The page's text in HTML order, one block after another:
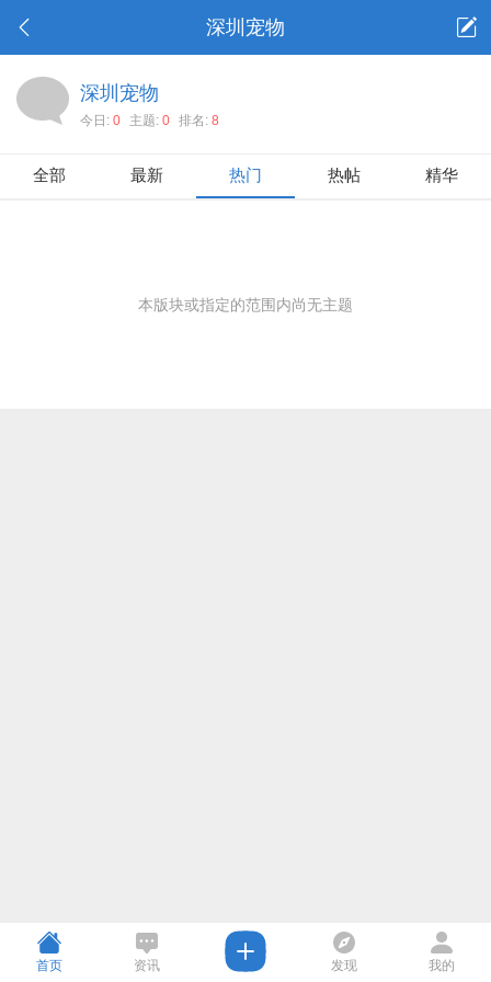
深圳宠物
深圳宠物
今日: 0 主题: 0 排名: 8
全部 最新 热门 热帖 精华
本版块或指定的范围内尚无主题
首页 资讯 发现 我的